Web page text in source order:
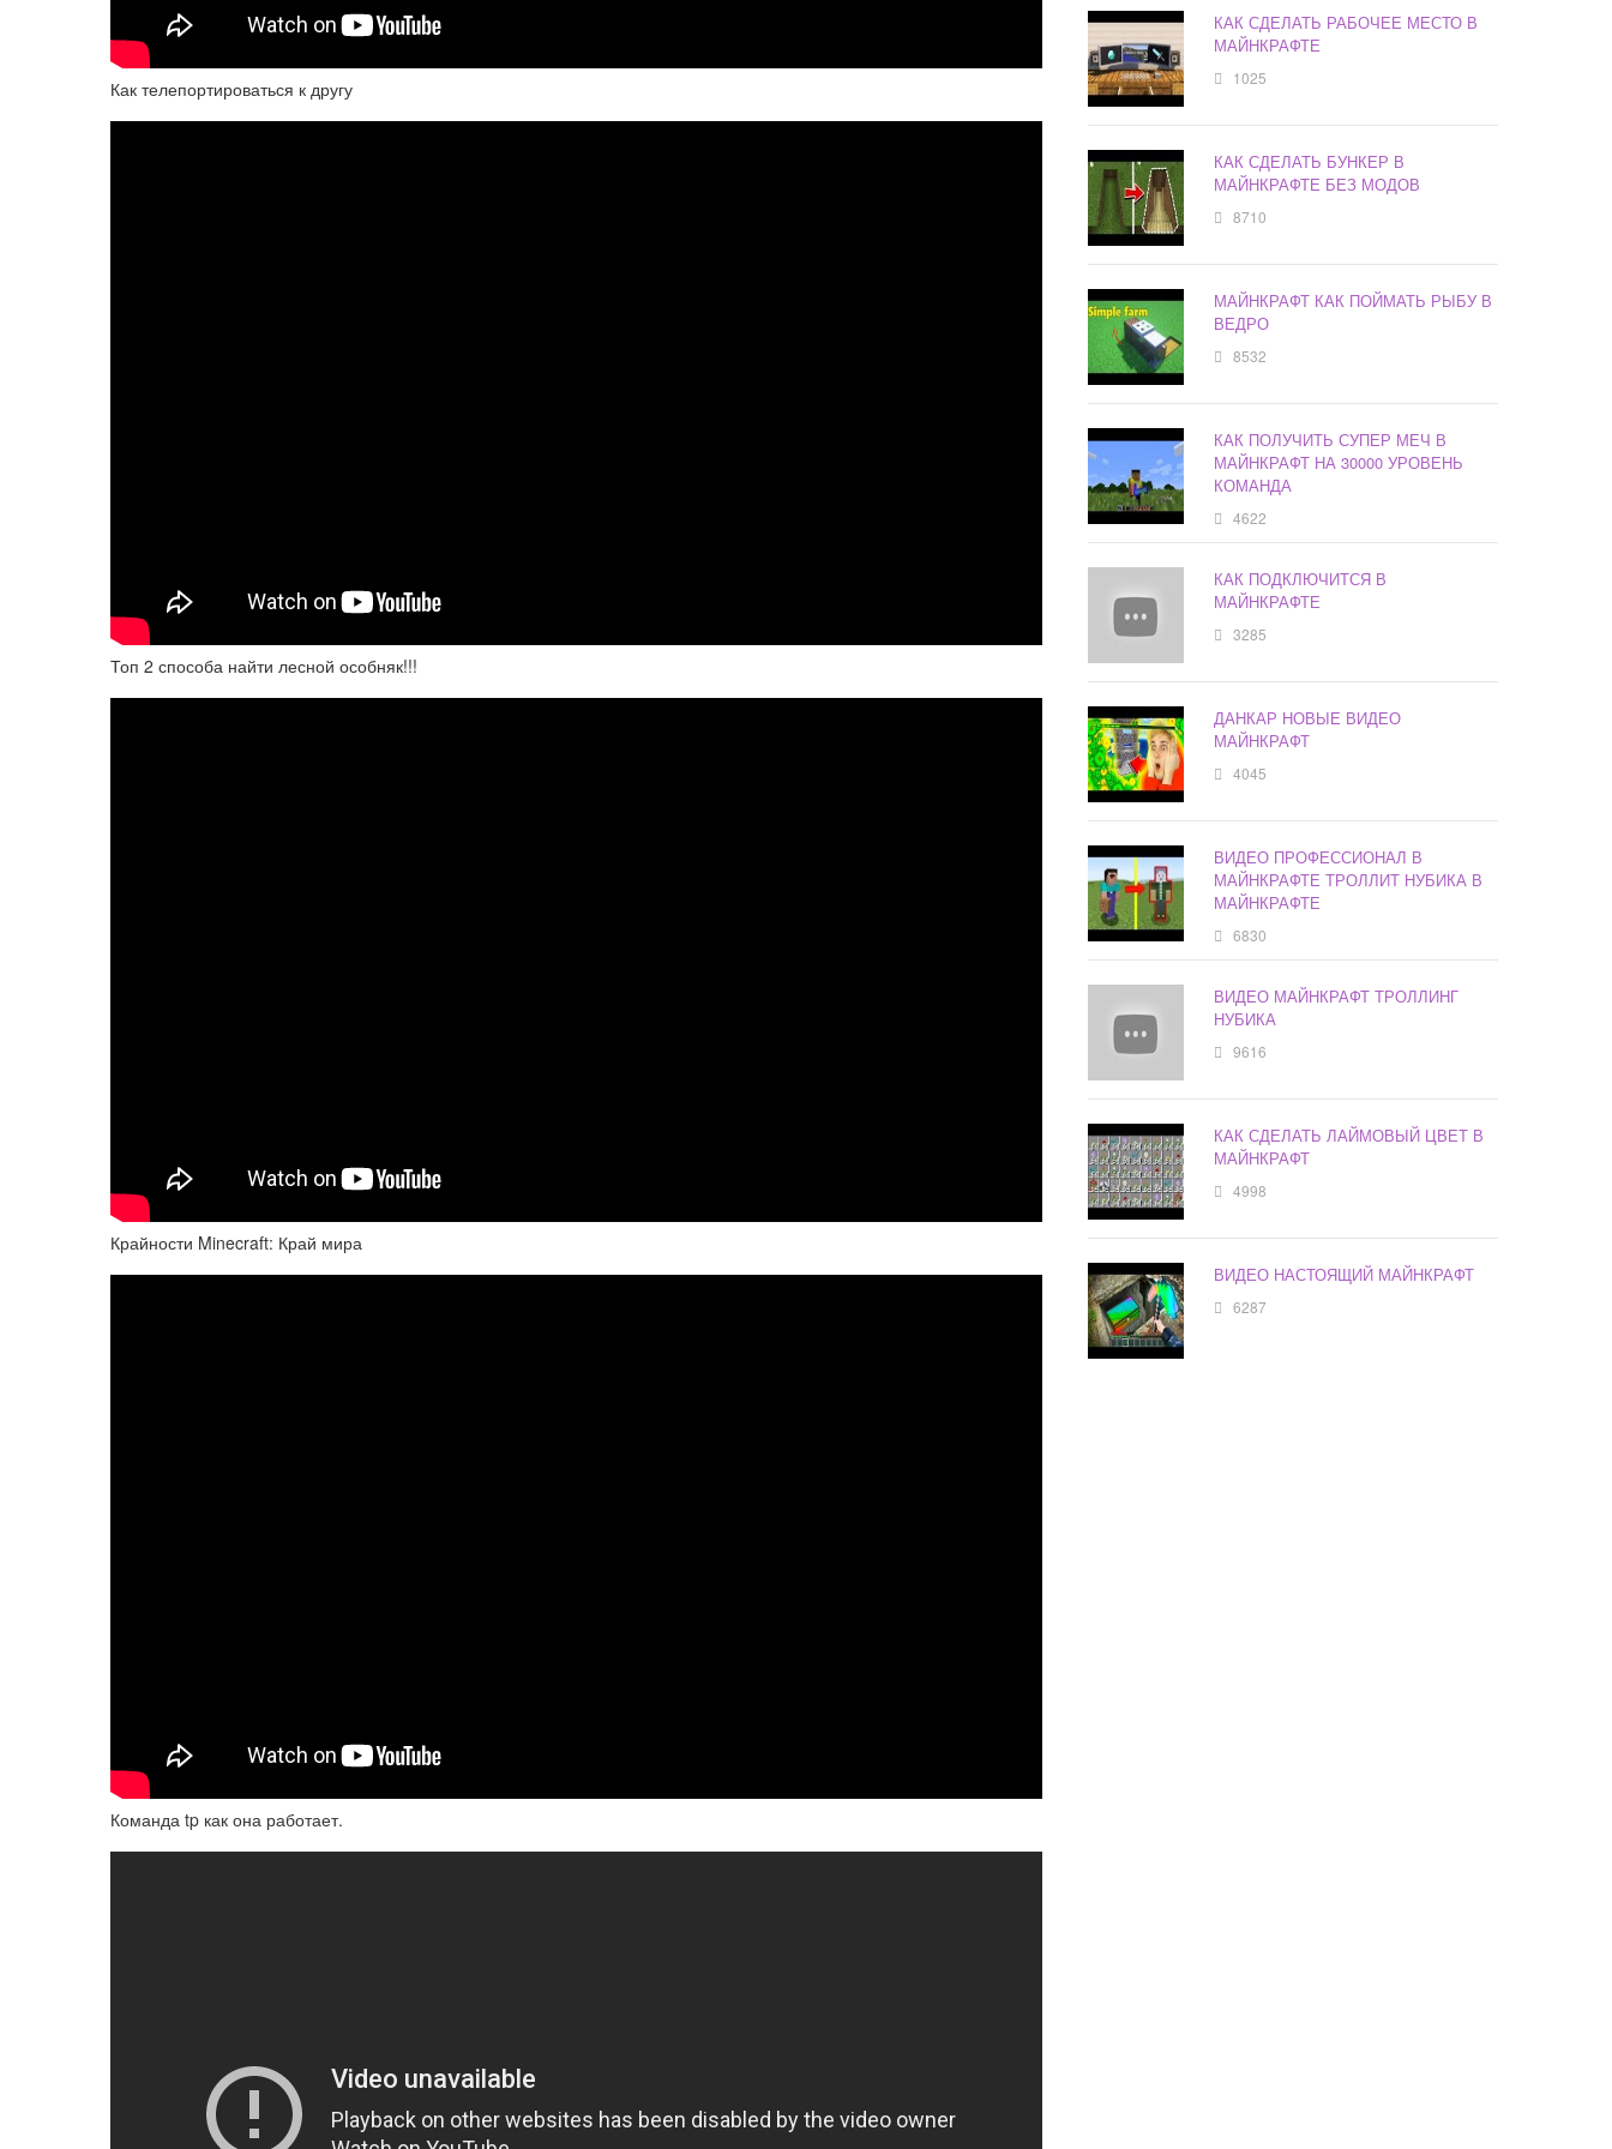
Как телепортироваться к другу
Топ 2 способа найти лесной особняк!!!
Крайности Minecraft: Край мира
Команда tp как она работает.
КАК СДЕЛАТЬ РАБОЧЕЕ МЕСТО В
МАЙНКРАФТЕ
1025
КАК СДЕЛАТЬ БУНКЕР В
МАЙНКРАФТЕ БЕЗ МОДОВ
8710
МАЙНКРАФТ КАК ПОЙМАТЬ РЫБУ В
ВЕДРО
8532
КАК ПОЛУЧИТЬ СУПЕР МЕЧ В
МАЙНКРАФТ НА 30000 УРОВЕНЬ
КОМАНДА
4622
КАК ПОДКЛЮЧИТСЯ В
МАЙНКРАФТЕ
3285
ДАНКАР НОВЫЕ ВИДЕО
МАЙНКРАФТ
4045
ВИДЕО ПРОФЕССИОНАЛ В
МАЙНКРАФТЕ ТРОЛЛИТ НУБИКА В
МАЙНКРАФТЕ
6830
ВИДЕО МАЙНКРАФТ ТРОЛЛИНГ
НУБИКА
9616
КАК СДЕЛАТЬ ЛАЙМОВЫЙ ЦВЕТ В
МАЙНКРАФТ
4998
ВИДЕО НАСТОЯЩИЙ МАЙНКРАФТ
6287